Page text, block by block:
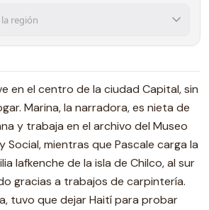
en el centro de la ciudad Capital, sin
Marina, la narradora, es nieta de
y trabaja en el archivo del Museo
Social, mientras que Pascale carga la
lafkenche de la isla de Chilco, al sur
gracias a trabajos de carpintería.
tuvo que dejar Haití para probar